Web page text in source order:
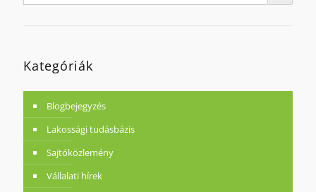
Kategóriák
Blogbejegyzés
Lakossági tudásbázis
Sajtóközlemény
Vállalati hírek